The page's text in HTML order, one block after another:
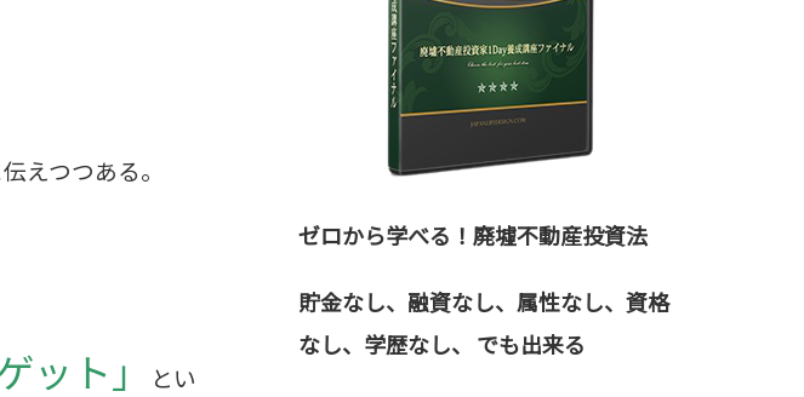
えつつある。
ット」
とい
ゼロから学べる！廃墟不動産投資法
貯金なし、融資なし、属性なし、資格
なし、 学歴なし、 でも出来る